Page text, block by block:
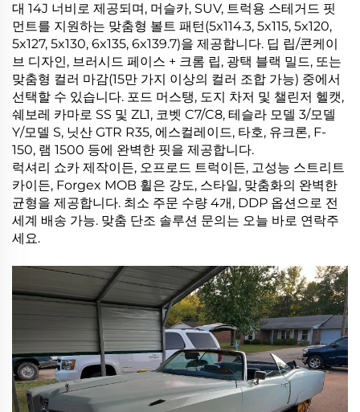
대 14J 너비로 제공되며, 머슬카, SUV, 트럭용 스테거드 핏
먼트를 지원하는 맞춤형 볼트 패턴(5x114.3, 5x115, 5x120,
5x127, 5x130, 6x135, 6x139.7)을 제공합니다. 딥 립/콘케이
브 디자인, 브러시드 페이스 + 크롬 립, 광택 블랙 밀드, 또는
맞춤형 컬러 마감(15만 가지 이상의 컬러 조합 가능) 중에서
선택할 수 있습니다. 포드 머스탱, 도지 차저 및 챌린저 헬캣,
쉐보레 카마로 SS 및 ZL1, 코벳 C7/C8, 테슬라 모델 3/모델
Y/모델 S, 닛산 GTR R35, 에스컬레이드, 타호, 유크론, F-
150, 램 1500 등에 완벽한 핏을 제공합니다.
럭셔리 쇼카 제작이든, 오프로드 트럭이든, 고성능 스트리트
카이든, Forgex MOB 휠은 강도, 스타일, 맞춤화의 완벽한
균형을 제공합니다. 최소 주문 수량 4개, DDP 옵션으로 전
세계 배송 가능. 맞춤 단조 솔루션 문의는 오늘 바로 연락주
세요.